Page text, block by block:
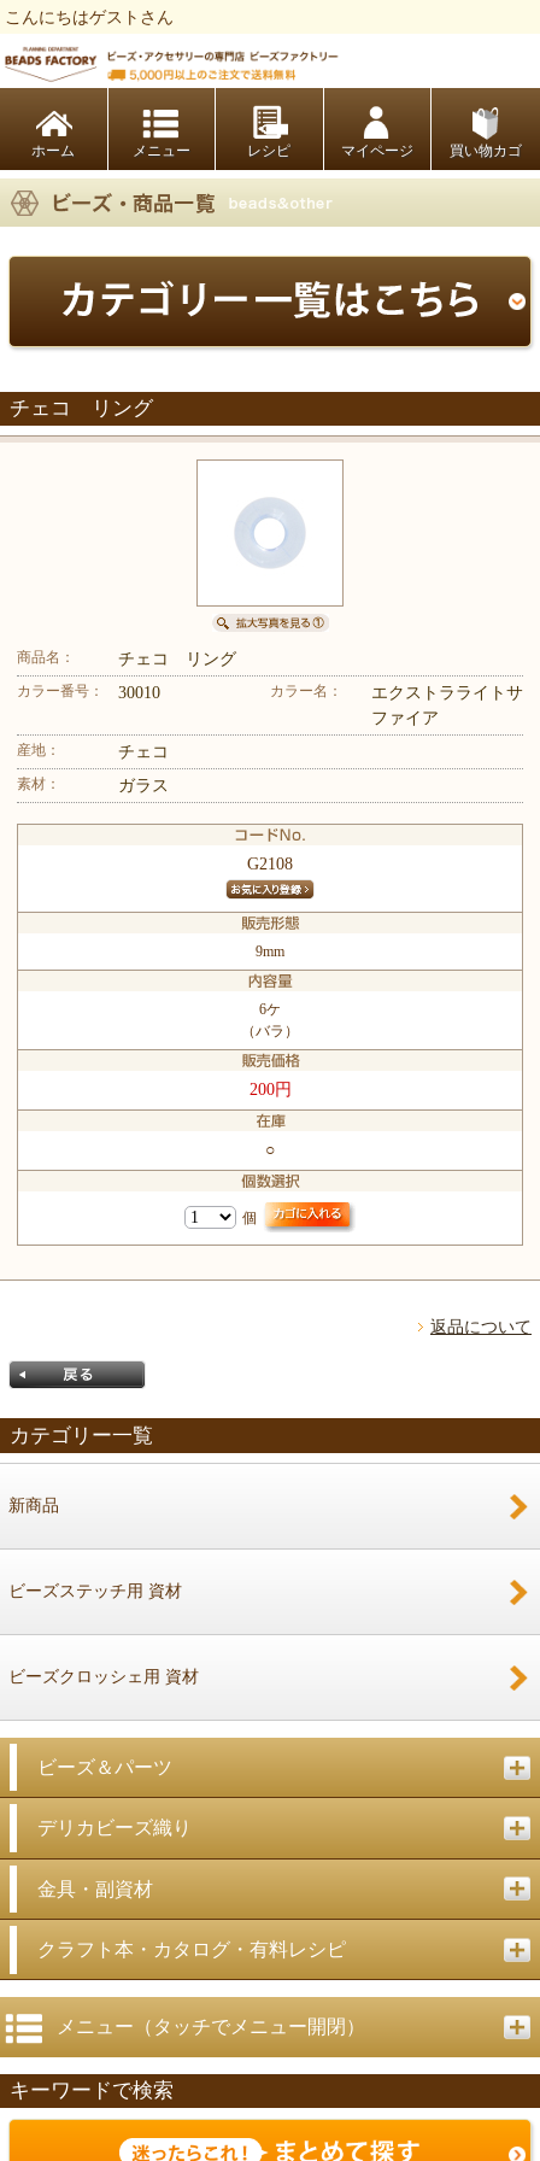
こんにちはゲストさん
ホーム レシピ マイページ 買い物カゴ
チェコ リング
商品名： チェコ リング
カラー番号： 30010 カラー名：
エクストラライトサ
ファイア
産地： チェコ
素材： ガラス
G2108
9mm
6ケ
（バラ）
200円
○
個
返品について
カテゴリー一覧
新商品
ビーズステッチ用 資材
ビーズクロッシェ用 資材
ビーズ＆パーツ
デリカビーズ織り
金具・副資材
クラフト本・カタログ・有料レシピ
メニュー（タッチでメニュー開閉）
キーワードで検索